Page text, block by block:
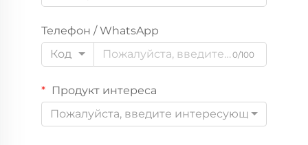
Телефон / WhatsApp
Код
0/100
Продукт интереса
Пожалуйста, введите интересующий вас